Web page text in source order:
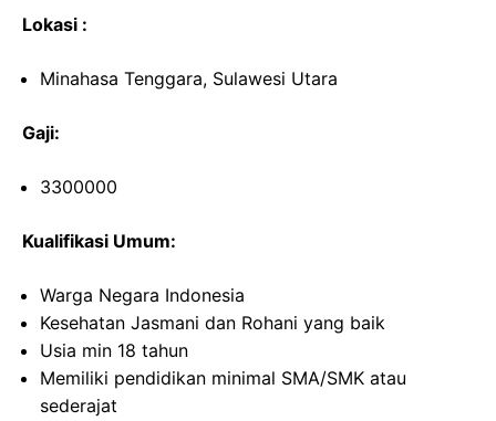
Lokasi :
Minahasa Tenggara, Sulawesi Utara
Gaji:
3300000
Kualifikasi Umum:
Warga Negara Indonesia
Kesehatan Jasmani dan Rohani yang baik
Usia min 18 tahun
Memiliki pendidikan minimal SMA/SMK atau
sederajat